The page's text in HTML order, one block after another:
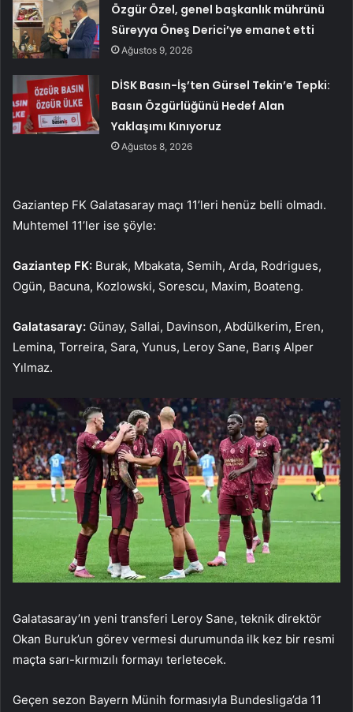
Özgür Özel, genel başkanlık mührünü
Süreyya Öneş Derici’ye emanet etti
Ağustos 9, 2026
DİSK Basın-İş’ten Gürsel Tekin’e Tepki:
Basın Özgürlüğünü Hedef Alan
Yaklaşımı Kınıyoruz
Ağustos 8, 2026
Gaziantep FK Galatasaray maçı 11’leri henüz belli olmadı.
Muhtemel 11’ler ise şöyle:
Gaziantep FK: Burak, Mbakata, Semih, Arda, Rodrigues,
Ogün, Bacuna, Kozlowski, Sorescu, Maxim, Boateng.
Galatasaray: Günay, Sallai, Davinson, Abdülkerim, Eren,
Lemina, Torreira, Sara, Yunus, Leroy Sane, Barış Alper
Yılmaz.
Galatasaray’ın yeni transferi Leroy Sane, teknik direktör
Okan Buruk’un görev vermesi durumunda ilk kez bir resmi
maçta sarı-kırmızılı formayı terletecek.
Geçen sezon Bayern Münih formasıyla Bundesliga’da 11